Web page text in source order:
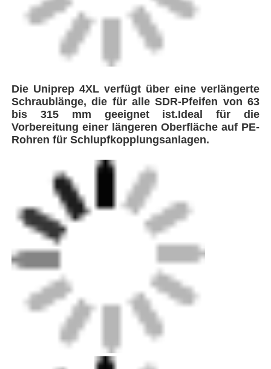
Startseite
Produkte
Über uns
Fabrik Tour
Qualitätskontrolle
Kontakt
Blog
Referenzen
Schweißmaschine zur Schmelzschweißmaschine
Maschine zum Schweißen von Rohrrücken
Die Uniprep 4XL verfügt über eine verlängerte
Schraublänge, die für alle SDR-Pfeifen von 63
bis 315 mm geeignet ist.Ideal für die
Vorbereitung einer längeren Oberfläche auf PE-
Rohren für Schlupfkopplungsanlagen.
UNIPREPTM 4XL
Rotationsschraubwerkzeug
Koppelgrößenbereich 63-315 mm Ø / 2"-12" IPSØ